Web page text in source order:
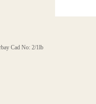
Cad No: 2/1lb